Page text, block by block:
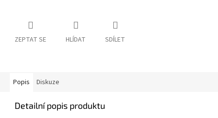
ZEPTAT SE HLÍDAT SDÍLET
Popis Diskuze
Detailní popis produktu